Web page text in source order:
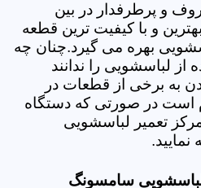
و پرطرفدار در بین
و با کیفیت ترین قطعه
بهره می گیرد.چنان چه
لباسشویی را ندانند
به برخی از قطعات در
است در صورتی که دستگاه
مرکز تعمیر لباسشویی
لباسشویی سامسونگ